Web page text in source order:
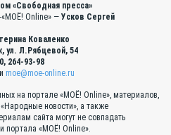
«Свободная пресса»
«МОЁ! Online» — Усков Сергей
Коваленко
ул. Л.Рябцевой, 54
264-93-98
и moe@moe-online.ru
на портале «МОЁ! Online», материалов,
новости», а также
сайта могут не совпадать
портала «МОЁ! Online».